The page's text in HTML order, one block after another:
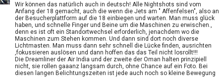
Wir können das natürlich auch in deutsch! Alle Nightshots sind vom
Anfang der 18 gemacht, auch die wenn die Jets am " Affenfelsen", also an
der Besucherplattform auf die 18 einbiegen und warten. Man muss glück
haben, und schnelle Finger und Beine um die Maschinen zu erwischen.,
denn es ist oft ein Standortwechsel erforderlich, jenachdem wo die
Maschinen zum Stehen kommen. Und dann sind dort noch diverse
Lichtmasten. Man muss dann sehr schnell die Lücke finden, ausrichten
,fokussieren auslösen und dann hoffen das das Teil nicht losrollt!!!
Die Dreamliner der Air India und der zweite der Oman halten prinzipiell
nicht, sie rollen gaaanz langsam durch, ohne Chance auf ein Foto. Bei
diesen langen Belichtungszeiten ist jede auch noch so kleine Bewegung